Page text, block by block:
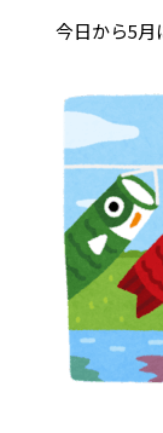
今日から5月